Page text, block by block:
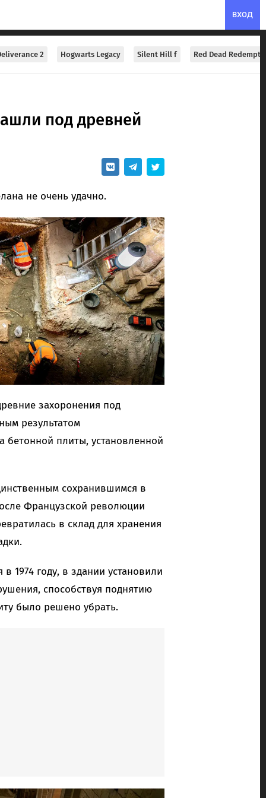
ВХОД
2 Hogwarts Legacy Silent Hill f Red Dead
под древней
не очень удачно.
захоронения под
результатом
бетонной плиты, установленной
сохранившимся в
Французской революции
в склад для хранения
1974 году, в здании установили
способствуя поднятию
было решено убрать.